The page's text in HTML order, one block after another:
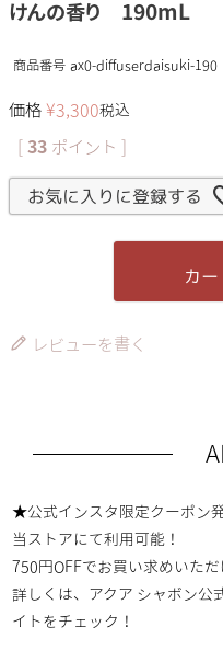
けんの香り 190mL
商品番号 ax0-diffuserdaisuki-190
価格 ¥3,300税込
33 ポイント ]
お気に入りに登録する
カ
レビューを書く
★公式インスタ限定クーポン
当ストアにて利用可能！
750円OFFでお買い求めいた
詳しくは、 アクア シャボン公
イトをチェック！